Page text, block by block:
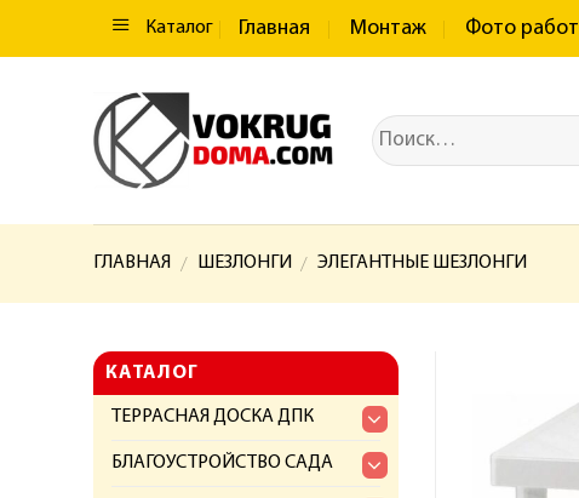
Каталог Главная Монтаж Фото работ
ГЛАВНАЯ / ШЕЗЛОНГИ / ЭЛЕГАНТНЫЕ ШЕЗЛОНГИ
КАТАЛОГ
ТЕРРАСНАЯ ДОСКА ДПК
БЛАГОУСТРОЙСТВО САДА